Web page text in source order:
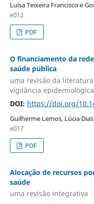
Luísa Teixeira Francisco e
e012
PDF
O financiamento da
saúde pública
uma revisão da
vigilância
DOI: https://doi.org/
Guilherme Lemos, Lúcia
e017
PDF
Alocação de recursos
saúde
uma revisão integrativa